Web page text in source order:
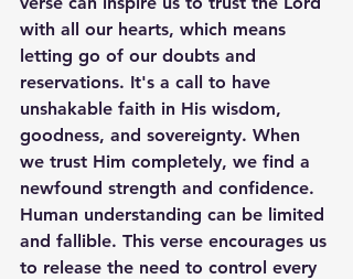
with all our hearts, which means
letting go of our doubts and
reservations. It's a call to have
unshakable faith in His wisdom,
goodness, and sovereignty. When
we trust Him completely, we find a
newfound strength and confidence.
Human understanding can be limited
and fallible. This verse encourages us
to release the need to control every